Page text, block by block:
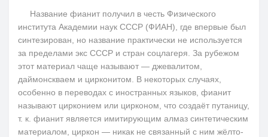
Название фианит получил в честь Физического
института Академии наук СССР (ФИАН), где впервые был
синтезирован, но название практически не используется
за пределами экс СССР и стран соцлагеря. За рубежом
этот материал чаще называют — джевалитом,
даймонскваем и цирконитом. В некоторых случаях,
особенно в переводах с иностранных языков, фианит
называют цирконием или цирконом, что создаёт путаницу,
т. к. фианит является имитирующим алмаз синтетическим
материалом, циркон — никак не связанный с ним жёлто-